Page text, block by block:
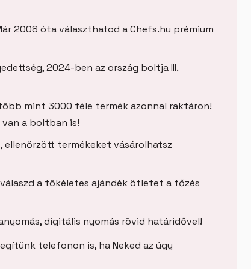
2008 óta választhatod a Chefs.hu prémium
2024-ben az ország boltja III.
mint 3000 féle termék azonnal raktáron!
a boltban is!
ellenőrzött termékeket vásárolhatsz
a tökéletes ajándék ötletet a főzés
digitális nyomás rövid határidővel!
telefonon is, ha Neked az úgy